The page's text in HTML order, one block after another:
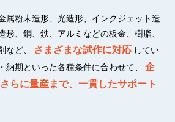
属粉末造形、光造形、インクジェット造
形、鋼、鉄、アルミなどの板金、樹脂、
など、
さまざまな試作に対応 してい
納期といった各種条件に合わせて、
企
らに量産まで、一貫したサポート